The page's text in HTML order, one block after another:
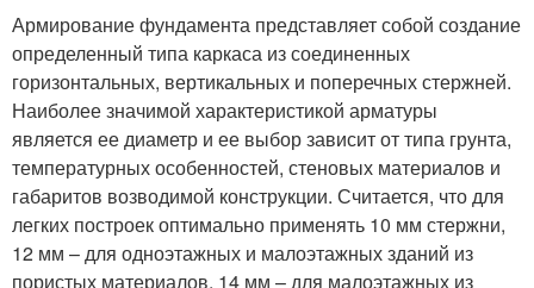
Армирование фундамента представляет собой создание
определенный типа каркаса из соединенных
горизонтальных, вертикальных и поперечных стержней.
Наиболее значимой характеристикой арматуры
является ее диаметр и ее выбор зависит от типа грунта,
температурных особенностей, стеновых материалов и
габаритов возводимой конструкции. Считается, что для
легких построек оптимально применять 10 мм стержни,
12 мм – для одноэтажных и малоэтажных зданий из
пористых материалов, 14 мм – для малоэтажных из